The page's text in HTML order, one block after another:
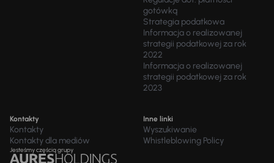
gotówką
Strategia podatkowa
Informacja o realizowanej
strategii podatkowej za rok
2022
Informacja o realizowanej
strategii podatkowej za rok
2023
Kontakty
Kontakty
Kontakty dla mediów
Inne linki
Wyszukiwanie
Whistleblowing Policy
Jesteśmy częścią grupy